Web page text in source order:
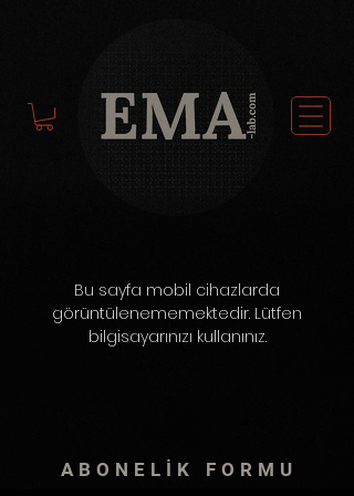
Bu sayfa mobil cihazlarda
görüntülenememektedir. Lütfen
bilgisayarınızı kullanınız.
ABONELİK FORMU